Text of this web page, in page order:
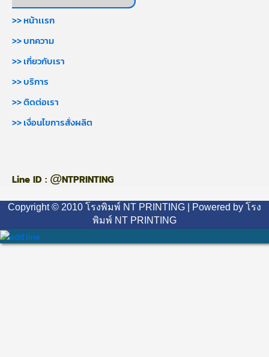
>> หน้าเเรก
>> บทความ
>> เกี่ยวกับเรา
>> บริการ
>> ติดต่อเรา
>> เงื่อนไขการสั่งผลิต
Line ID : @NTPRINTING
Copyright © 2010 โรงพิมพ์ NT PRINTING | Powered by โรง
พิมพ์ NT PRINTING